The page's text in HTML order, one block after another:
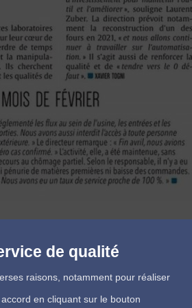
de qualité
raisons, notamment pour réaliser
en cliquant sur le bouton